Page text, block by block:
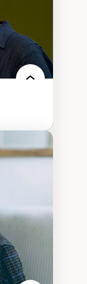
sociale
en
de la
contexte
réflexives
en